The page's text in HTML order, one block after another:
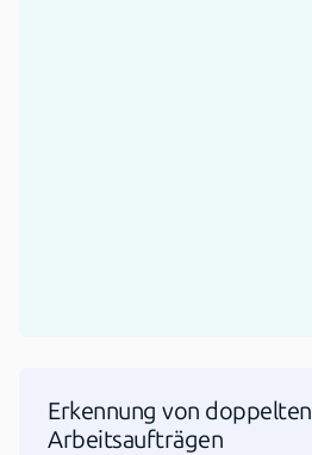
Erkennung von doppelten
Arbeitsaufträgen